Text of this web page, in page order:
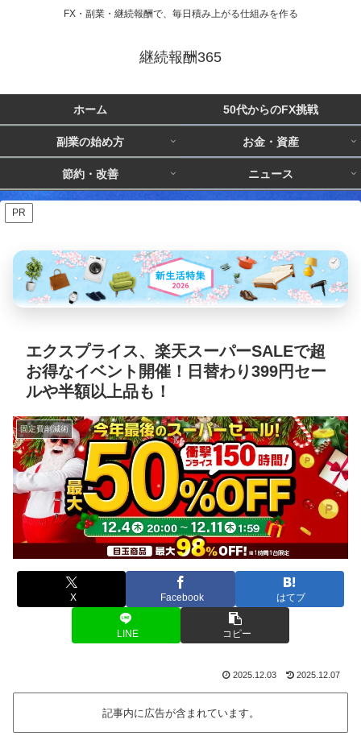
FX・副業・継続報酬で、毎日積み上がる仕組みを作る
継続報酬365
ホーム 50代からのFX挑戦
副業の始め方 お金・資産
節約・改善 ニュース
PR
エクスプライス、楽天スーパーSALEで超
お得なイベント開催！日替わり399円セー
ルや半額以上品も！
固定費削減術
X Facebook はてブ
LINE コピー
2025.12.03 2025.12.07
記事内に広告が含まれています。